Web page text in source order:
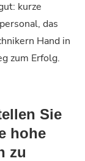
kurze
das
Hand in
zum Erfolg.
Sie
hohe
zu